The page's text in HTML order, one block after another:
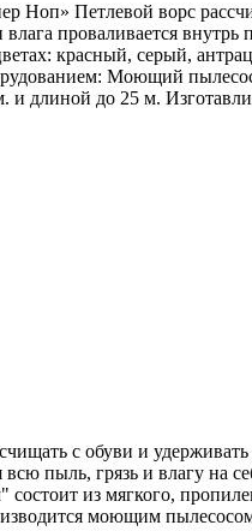
Петлевой ворс
проваливается
красный, серый,
Моющий
и длиной до 25 м.
с обуви и
пыль, грязь и влагу на
из мягкого,
моющим